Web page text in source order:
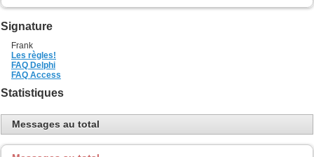
Signature
Frank
Les règles!
FAQ Delphi
FAQ Access
Statistiques
Messages au total